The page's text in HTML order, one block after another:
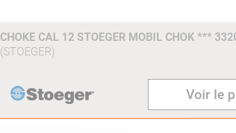
CHOKE CAL 12 STOEGER MOBIL CHOK ***
(STOEGER)
Voir le